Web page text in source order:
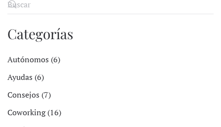
Categorías
Autónomos (6)
Ayudas (6)
Consejos (7)
Coworking (16)